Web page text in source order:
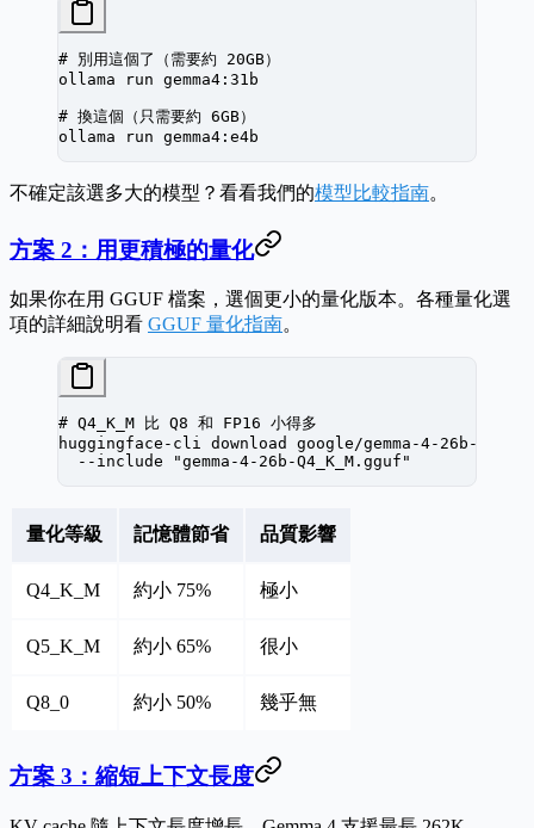
# 別用這個了（需要約 20GB）
ollama run gemma4:31b
# 換這個（只需要約 6GB）
ollama run gemma4:e4b
不確定該選多大的模型？看看我們的模型比較指南。
方案 2：用更積極的量化
如果你在用 GGUF 檔案，選個更小的量化版本。各種量化選
項的詳細說明看 GGUF 量化指南。
# Q4_K_M 比 Q8 和 FP16 小得多
huggingface-cli download google/gemma-4-26b-GGUF
  --include
"gemma-4-26b-Q4_K_M.gguf"
量化等級 記憶體節省 品質影響
Q4_K_M 約小 75% 極小
Q5_K_M 約小 65% 很小
Q8_0 約小 50% 幾乎無
方案 3：縮短上下文長度